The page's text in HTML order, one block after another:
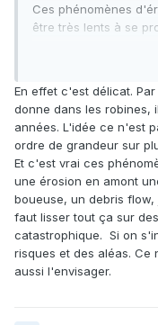
Ces phénomènes
être très lents à se
Quels seraient les
En effet c'est délicat.
donne dans les robines,
années. L'idée ce n'est
ordre de grandeur sur
Et c'est vrai ces
une érosion en amont
boueuse, un debris
faut lisser tout ça sur
catastrophique. Si on
risques et des aléas. Ce
aussi l'envisager.